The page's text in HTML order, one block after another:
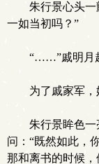
朱行景心头
一如当初吗？”
“……”戚明月
为了戚家军
朱行景眸色
问：“既然如此，
那和离书的时候，